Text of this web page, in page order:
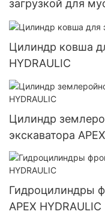
загрузкой для
Цилиндр ковша
HYDRAULIC
Цилиндр
экскаватора
Гидроцилиндры
APEX HYDRAULIC